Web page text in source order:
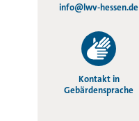
info@lwv-hessen.de
Kontakt in
Gebärdensprache